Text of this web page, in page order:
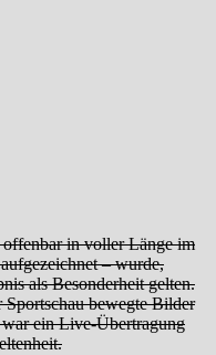
offenbar in voller Länge im
– wurde,
als Besonderheit gelten.
bewegte Bilder
ein Live-Übertragung